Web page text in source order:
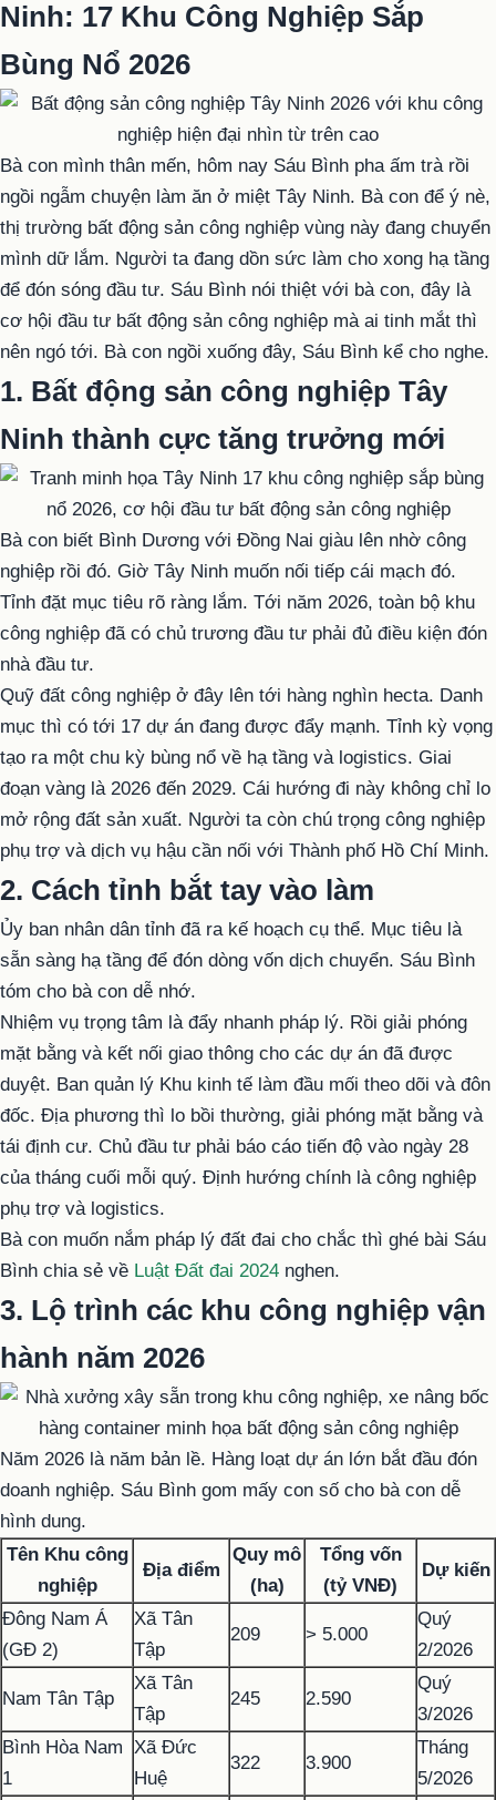
Ninh: 17 Khu Công Nghiệp Sắp
Bùng Nổ 2026
Bà con mình thân mến, hôm nay Sáu Bình pha ấm trà rồi
ngồi ngẫm chuyện làm ăn ở miệt Tây Ninh. Bà con để ý nè,
thị trường bất động sản công nghiệp vùng này đang chuyển
mình dữ lắm. Người ta đang dồn sức làm cho xong hạ tầng
để đón sóng đầu tư. Sáu Bình nói thiệt với bà con, đây là
cơ hội đầu tư bất động sản công nghiệp mà ai tinh mắt thì
nên ngó tới. Bà con ngồi xuống đây, Sáu Bình kể cho nghe.
1. Bất động sản công nghiệp Tây
Ninh thành cực tăng trưởng mới
Bà con biết Bình Dương với Đồng Nai giàu lên nhờ công
nghiệp rồi đó. Giờ Tây Ninh muốn nối tiếp cái mạch đó.
Tỉnh đặt mục tiêu rõ ràng lắm. Tới năm 2026, toàn bộ khu
công nghiệp đã có chủ trương đầu tư phải đủ điều kiện đón
nhà đầu tư.
Quỹ đất công nghiệp ở đây lên tới hàng nghìn hecta. Danh
mục thì có tới 17 dự án đang được đẩy mạnh. Tỉnh kỳ vọng
tạo ra một chu kỳ bùng nổ về hạ tầng và logistics. Giai
đoạn vàng là 2026 đến 2029. Cái hướng đi này không chỉ lo
mở rộng đất sản xuất. Người ta còn chú trọng công nghiệp
phụ trợ và dịch vụ hậu cần nối với Thành phố Hồ Chí Minh.
2. Cách tỉnh bắt tay vào làm
Ủy ban nhân dân tỉnh đã ra kế hoạch cụ thể. Mục tiêu là
sẵn sàng hạ tầng để đón dòng vốn dịch chuyển. Sáu Bình
tóm cho bà con dễ nhớ.
Nhiệm vụ trọng tâm là đẩy nhanh pháp lý. Rồi giải phóng
mặt bằng và kết nối giao thông cho các dự án đã được
duyệt. Ban quản lý Khu kinh tế làm đầu mối theo dõi và đôn
đốc. Địa phương thì lo bồi thường, giải phóng mặt bằng và
tái định cư. Chủ đầu tư phải báo cáo tiến độ vào ngày 28
của tháng cuối mỗi quý. Định hướng chính là công nghiệp
phụ trợ và logistics.
Bà con muốn nắm pháp lý đất đai cho chắc thì ghé bài Sáu
Bình chia sẻ về Luật Đất đai 2024 nghen.
3. Lộ trình các khu công nghiệp vận
hành năm 2026
Năm 2026 là năm bản lề. Hàng loạt dự án lớn bắt đầu đón
doanh nghiệp. Sáu Bình gom mấy con số cho bà con dễ
hình dung.
Tên Khu công
nghiệp
Địa điểm
Quy mô
(ha)
Tổng vốn
(tỷ VNĐ)
Dự kiến
Đông Nam Á
(GĐ 2)
Xã Tân
Tập
209 > 5.000
Quý
2/2026
Nam Tân Tập
Xã Tân
Tập
245 2.590
Quý
3/2026
Bình Hòa Nam
1
Xã Đức
Huệ
322 3.900
Tháng
5/2026